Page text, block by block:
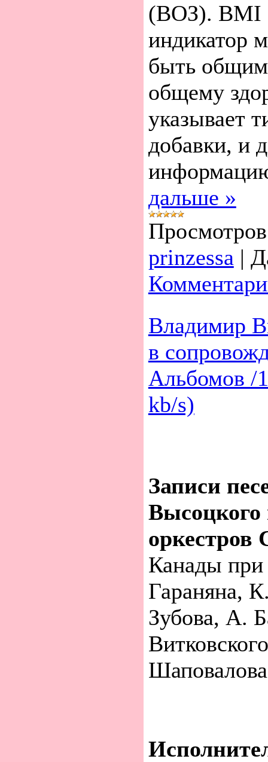
(ВОЗ). BMI
индикатор
быть
общему
указывает
добавки, и
дальше »
prinzessa |
Владимир
в
Альбомов /
kb/s)
Записи
Высоцкого
Канады при
Гараняна,
Зубова, А.